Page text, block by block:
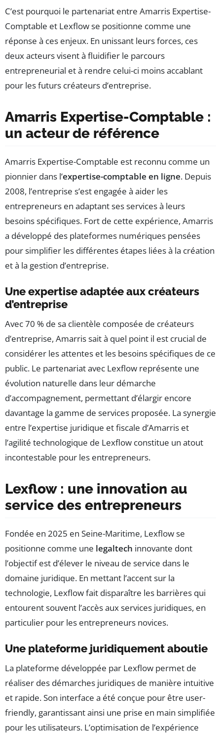
C’est pourquoi le partenariat entre Amarris Expertise-
Comptable et Lexflow se positionne comme une
réponse à ces enjeux. En unissant leurs forces, ces
deux acteurs visent à fluidifier le parcours
entrepreneurial et à rendre celui-ci moins accablant
pour les futurs créateurs d’entreprise.
Amarris Expertise-Comptable :
un acteur de référence
Amarris Expertise-Comptable est reconnu comme un
pionnier dans l’expertise-comptable en ligne. Depuis
2008, l’entreprise s’est engagée à aider les
entrepreneurs en adaptant ses services à leurs
besoins spécifiques. Fort de cette expérience, Amarris
a développé des plateformes numériques pensées
pour simplifier les différentes étapes liées à la création
et à la gestion d’entreprise.
Une expertise adaptée aux créateurs
d’entreprise
Avec 70 % de sa clientèle composée de créateurs
d’entreprise, Amarris sait à quel point il est crucial de
considérer les attentes et les besoins spécifiques de ce
public. Le partenariat avec Lexflow représente une
évolution naturelle dans leur démarche
d’accompagnement, permettant d’élargir encore
davantage la gamme de services proposée. La synergie
entre l’expertise juridique et fiscale d’Amarris et
l’agilité technologique de Lexflow constitue un atout
incontestable pour les entrepreneurs.
Lexflow : une innovation au
service des entrepreneurs
Fondée en 2025 en Seine-Maritime, Lexflow se
positionne comme une legaltech innovante dont
l’objectif est d’élever le niveau de service dans le
domaine juridique. En mettant l’accent sur la
technologie, Lexflow fait disparaître les barrières qui
entourent souvent l’accès aux services juridiques, en
particulier pour les entrepreneurs novices.
Une plateforme juridiquement aboutie
La plateforme développée par Lexflow permet de
réaliser des démarches juridiques de manière intuitive
et rapide. Son interface a été conçue pour être user-
friendly, garantissant ainsi une prise en main simplifiée
pour les utilisateurs. L’optimisation de l’expérience